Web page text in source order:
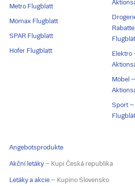
Metro Flugblatt
Mömax Flugblatt
SPAR Flugblatt
Hofer Flugblatt
Elektro
Möbel
Sport –
Angebotsprodukte
Akční letáky– Kupi Česká republika
Letáky a akcie – Kupino Slovensko